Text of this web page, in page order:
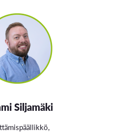
Siljamäki
,